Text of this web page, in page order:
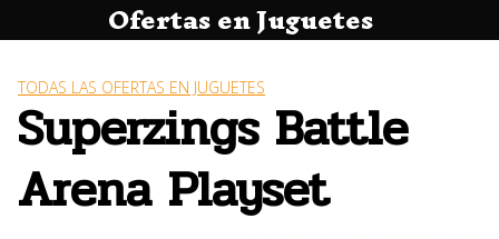
al
Ofertas en Juguetes
TODAS LAS OFERTAS EN JUGUETES
Superzings Battle
Arena Playset